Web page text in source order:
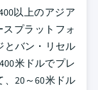
以上のアジア
プラットフォ
とバン・リセル
米ドルでプレ
20～60米ドル